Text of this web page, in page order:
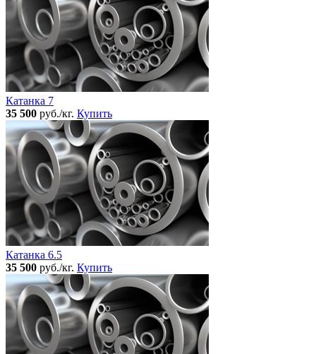
Катанка 7
35 500 руб./кг. Купить
Катанка 6.5
35 500 руб./кг. Купить